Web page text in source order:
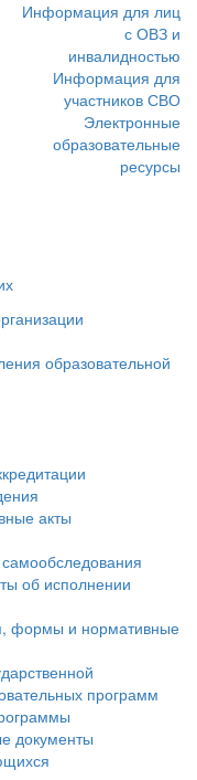
Информация для лиц
с ОВЗ и
инвалидностью
Информация для
участников СВО
Электронные
образовательные
ресурсы
образовательной
акты
самообследования
об исполнении
формы и нормативные
программ
документы